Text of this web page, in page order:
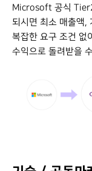
Microsoft 공식
되시면 최소 매출액,
복잡한 요구 조건 없
수익으로 돌려받을